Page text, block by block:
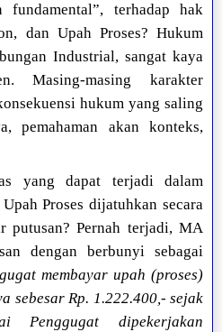
fundamental”, terhadap hak
dan Upah Proses? Hukum
Industrial, sangat kaya
Masing-masing karakter
hukum yang saling
pemahaman akan konteks,
yang dapat terjadi dalam
Proses dijatuhkan secara
putusan? Pernah terjadi, MA
dengan berbunyi sebagai
membayar upah (proses)
sebesar Rp. 1.222.400,- sejak
Penggugat dipekerjakan